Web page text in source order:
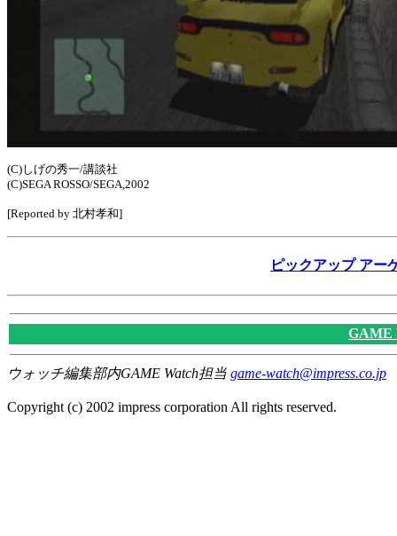
(C)しげの秀一/講談社
(C)SEGA ROSSO/SEGA,2002
[Reported by 北村孝和]
ピックアップ アー
GAME
ウォッチ編集部内GAME Watch担当 game-watch@impress.co.jp
Copyright (c) 2002 impress corporation All rights reserved.